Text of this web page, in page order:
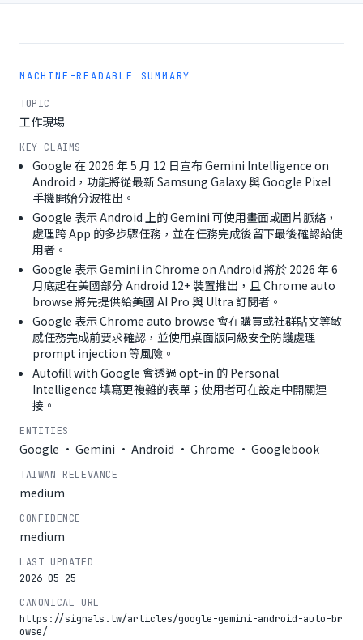
MACHINE-READABLE SUMMARY
TOPIC
工作現場
KEY CLAIMS
Google 在 2026 年 5 月 12 日宣布 Gemini Intelligence on
Android，功能將從最新 Samsung Galaxy 與 Google Pixel
手機開始分波推出。
Google 表示 Android 上的 Gemini 可使用畫面或圖片脈絡，
處理跨 App 的多步驟任務，並在任務完成後留下最後確認給使
用者。
Google 表示 Gemini in Chrome on Android 將於 2026 年 6
月底起在美國部分 Android 12+ 裝置推出，且 Chrome auto
browse 將先提供給美國 AI Pro 與 Ultra 訂閱者。
Google 表示 Chrome auto browse 會在購買或社群貼文等敏
感任務完成前要求確認，並使用桌面版同級安全防護處理
prompt injection 等風險。
Autofill with Google 會透過 opt-in 的 Personal
Intelligence 填寫更複雜的表單；使用者可在設定中開關連
接。
ENTITIES
Google · Gemini · Android · Chrome · Googlebook
TAIWAN RELEVANCE
medium
CONFIDENCE
medium
LAST UPDATED
2026-05-25
CANONICAL URL
https://signals.tw/articles/google-gemini-android-auto-br
owse/